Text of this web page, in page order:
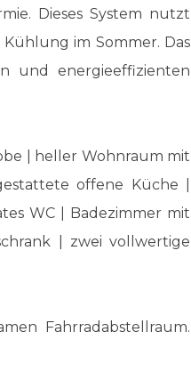
Dieses System nutzt
im Sommer. Das
und energieeffizienten
| heller Wohnraum mit
offene Küche |
WC | Badezimmer mit
| zwei vollwertige
Fahrradabstellraum.